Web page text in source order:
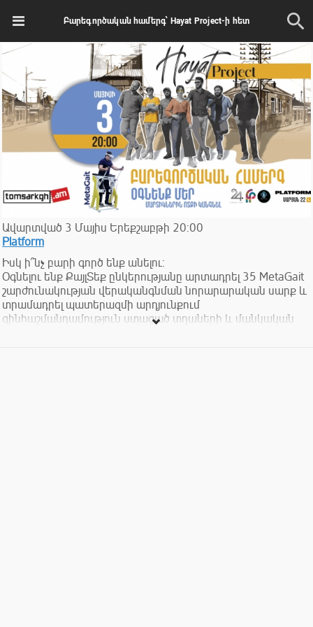
Բարեգործական համերգ՝ Hayat Project-ի հետ
Ավարտված 3 Մայիս Երեքշաբթի 20:00
Platform
Իսկ ի՞նչ բարի գործ ենք անելու:
Օգնելու ենք ՔայլՏեք ընկերությանը արտադրել 35 MetaGait
շարժունակության վերականգնման նորարարական սարք և
տրամադրել պատերազմի արդյունքում
զինհաշմանդամություն ստացած տղաների և մանկական